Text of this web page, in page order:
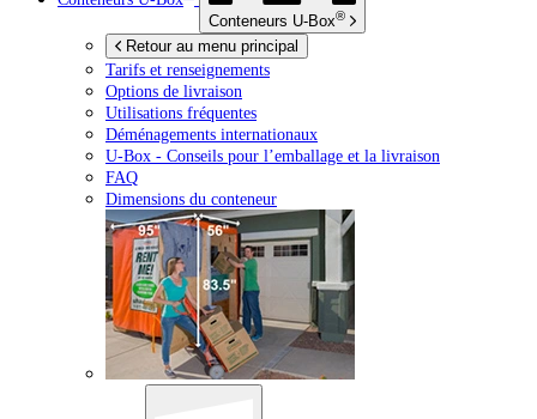
Conteneurs U-Box®
Retour au menu principal
Tarifs et renseignements
Options de livraison
Utilisations fréquentes
Déménagements internationaux
U-Box - Conseils pour l’emballage et la livraison
FAQ
Dimensions du conteneur